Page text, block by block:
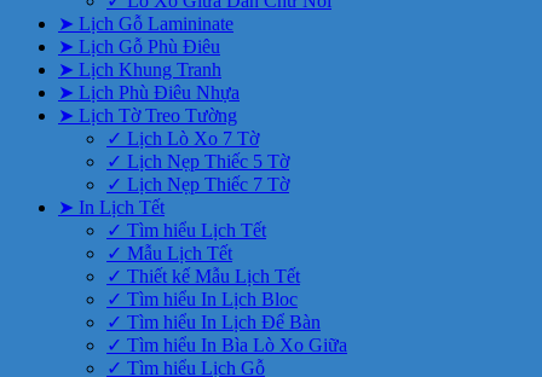
➤ Lịch Gỗ Lamininate
➤ Lịch Gỗ Phù Điêu
➤ Lịch Khung Tranh
➤ Lịch Phù Điêu Nhựa
➤ Lịch Tờ Treo Tường
✓ Lịch Lò Xo 7 Tờ
✓ Lịch Nẹp Thiếc 5 Tờ
✓ Lịch Nẹp Thiếc 7 Tờ
➤ In Lịch Tết
✓ Tìm hiểu Lịch Tết
✓ Mẫu Lịch Tết
✓ Thiết kế Mẫu Lịch Tết
✓ Tìm hiểu In Lịch Bloc
✓ Tìm hiểu In Lịch Để Bàn
✓ Tìm hiểu In Bìa Lò Xo Giữa
✓ Tìm hiểu Lịch Gỗ